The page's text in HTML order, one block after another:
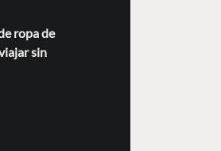
ropa de
sin